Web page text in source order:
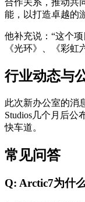
能，以打造卓越的
他补充说：“这个
《光环》、《彩
行业动态与
此次新办公室的消
Studios几个月后公
快车道。
常见问答
Q: Arctic7为什